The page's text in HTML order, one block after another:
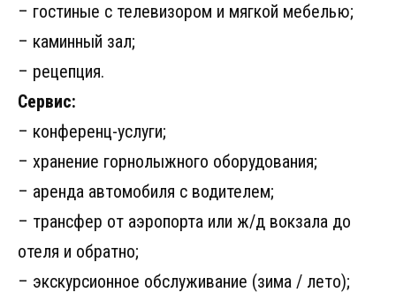
– гостиные с телевизором и мягкой мебелью;
– каминный зал;
– рецепция.
Сервис:
– конференц-услуги;
– хранение горнолыжного оборудования;
– аренда автомобиля с водителем;
– трансфер от аэропорта или ж/д вокзала до
отеля и обратно;
– экскурсионное обслуживание (зима / лето);